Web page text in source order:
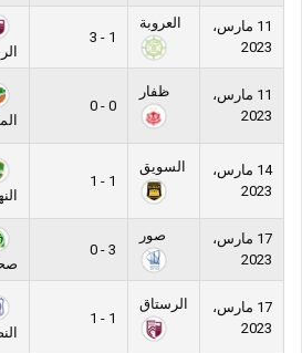
11 مارس،
2023
العروبة
1 - 3
11 مارس،
2023
ظفار
0 - 0
14 مارس،
2023
السويق
1 - 1
17 مارس،
2023
صور
3 - 0
17 مارس،
2023
الرستاق
1 - 1